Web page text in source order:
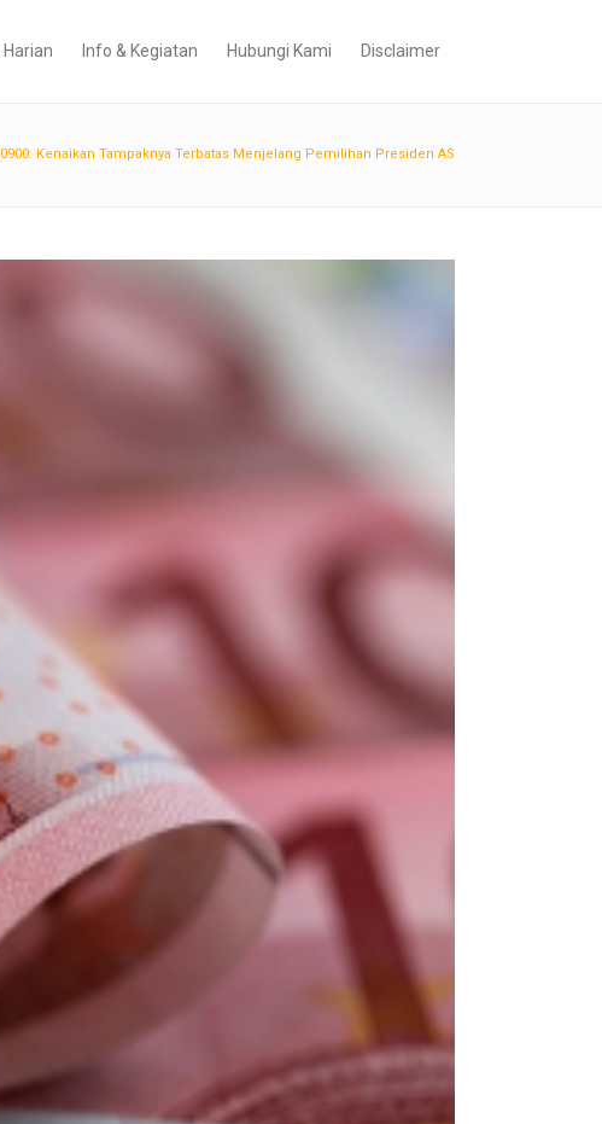
Info & Kegiatan Hubungi Kami Disclaimer
Kenaikan Tampaknya Terbatas Menjelang Pemilihan Presiden AS